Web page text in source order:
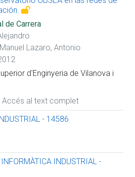
de Carrera
Manuel Lazaro, Antonio
d'Enginyeria de Vilanova i
Accés al text complet
- 14586
INDUSTRIAL -